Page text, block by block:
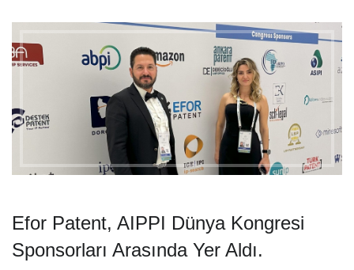
Efor Patent, AIPPI Dünya Kongresi
Sponsorları Arasında Yer Aldı.